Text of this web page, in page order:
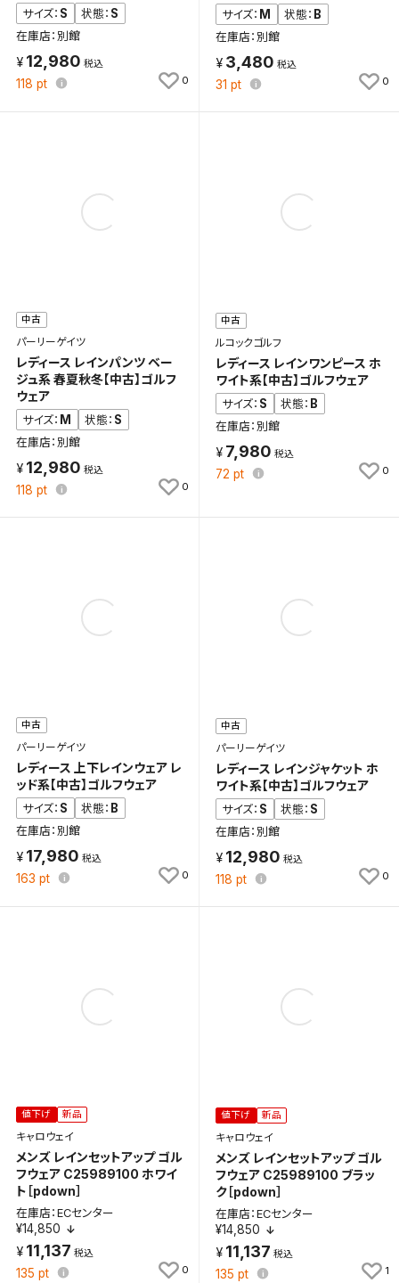
サイズ： S 状態： S
在庫店：別館
12,980
118 pt 0
サイズ： M 状態： B
在庫店：別館
3,480
31 pt 0
中古
パーリーゲイツ
レディース レインパンツ ベー
ジュ系 春夏秋冬【中古】ゴルフ
ウェア
サイズ： M 状態： S
在庫店：別館
12,980
118 pt 0
中古
ルコックゴルフ
レディース レインワンピース ホ
ワイト系【中古】ゴルフウェア
サイズ： S 状態： B
在庫店：別館
7,980
72 pt 0
中古
パーリーゲイツ
レディース 上下レインウェア レ
ッド系【中古】ゴルフウェア
サイズ： S 状態： B
在庫店：別館
17,980
163 pt 0
中古
パーリーゲイツ
レディース レインジャケット ホ
ワイト系【中古】ゴルフウェア
サイズ： S 状態： S
在庫店：別館
12,980
118 pt 0
値下げ 新品
キャロウェイ
メンズ レインセットアップ ゴル
フウェア C25989100 ホワイ
ト［pdown］
在庫店：ECセンター
¥14,850
11,137
135 pt 0
値下げ 新品
キャロウェイ
メンズ レインセットアップ ゴル
フウェア C25989100 ブラッ
ク［pdown］
在庫店：ECセンター
¥14,850
11,137
135 pt 1
検索条件
新着通知を「する」にすると、この条件に一致する商品
が入荷した際に、メール及びお客様のアカウント内の
条件を変更したい場合は、マイページの「保存検索条
件一覧」から画面を表示し、条件を変更の上、保存し直
してください。
保存する
キャンセル
検索条件を保存
これまで保存した検索条件は、マイページの「保存検
索条件一覧」で確認できます。